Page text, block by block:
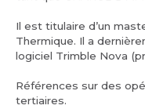
Il est titulaire d’un
Thermique. Il a
logiciel Trimble Nova
Références sur des
tertiaires.